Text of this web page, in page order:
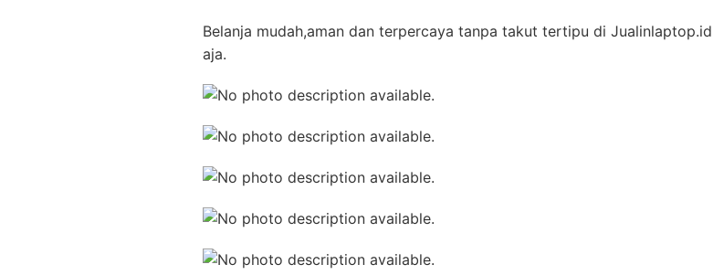
Belanja mudah,aman dan terpercaya tanpa takut tertipu di Jualinlaptop.id
aja.